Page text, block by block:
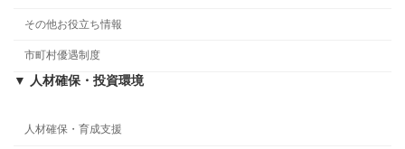
その他お役立ち情報
市町村優遇制度
▼ 人材確保・投資環境
人材確保・育成支援